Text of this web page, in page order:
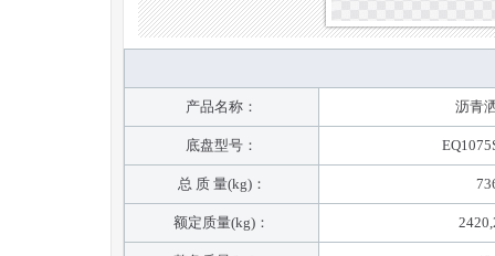
产品名称： 沥青
底盘型号：
总 质 量(kg)：
额定质量(kg)：